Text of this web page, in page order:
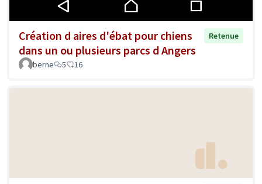
Création d aires d'ébat pour chiens
dans un ou plusieurs parcs d Angers
Retenue
berne 5 16